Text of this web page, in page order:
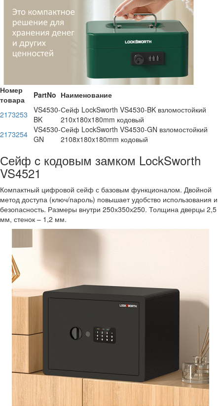
Номер
товара
PartNo Наименование
2173253
VS4530-
BK
Сейф LockSworth VS4530-BK взломостойкий
210x180x180mm кодовый
2173254 VS4530-
GN
Сейф LockSworth VS4530-GN взломостойкий
2108x180x180mm кодовый
Сейф c кодовым замком LockSworth
VS4521
Компактный цифровой сейф с базовым функционалом. Двойной
метод доступа (ключ/пароль) повышает удобство использования и
безопасность. Размеры внутри 250х350х250. Толщина дверцы 2,5
мм, стенок – 1,2 мм.